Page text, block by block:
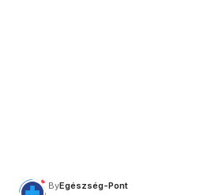
ByEgészség-Pont